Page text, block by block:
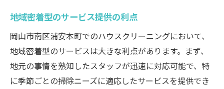
地域密着型のサービス提供の利点
岡山市南区浦安本町でのハウスクリーニングにおいて、
地域密着型のサービスは大きな利点があります。まず、
地元の事情を熟知したスタッフが迅速に対応可能で、特
に季節ごとの掃除ニーズに適応したサービスを提供でき